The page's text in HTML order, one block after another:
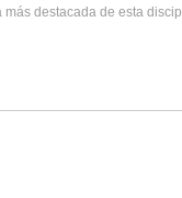
más destacada de esta